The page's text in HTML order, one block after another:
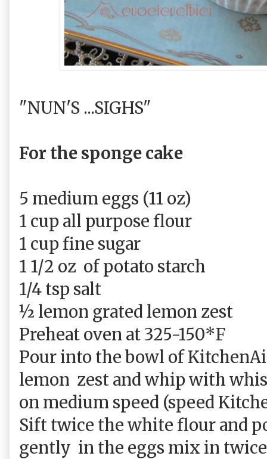
"NUN'S ...SIGHS"
For the sponge cake
5 medium eggs (11 oz)
1 cup all purpose flour
1 cup fine sugar
1 1/2 oz of potato starch
1/4 tsp salt
½ lemon grated lemon zest
Preheat oven at 325-150*F
Pour into the bowl of
lemon zest and whip with
on medium speed (speed
Sift twice the white flour and
gently in the eggs mix in